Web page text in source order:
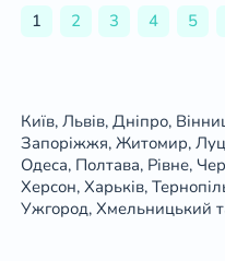
1 2 3 4 5
Київ, Львів, Дніпро,
Запоріжжя, Житомир,
Одеса, Полтава, Рівне,
Херсон, Харьків,
Ужгород, Хмельницький